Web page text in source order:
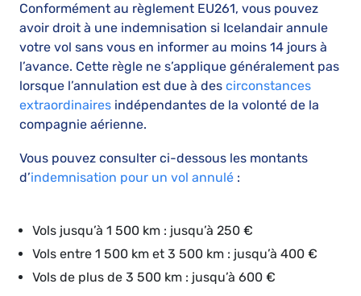
Conformément au règlement EU261, vous pouvez
avoir droit à une indemnisation si Icelandair annule
votre vol sans vous en informer au moins 14 jours à
l’avance. Cette règle ne s’applique généralement pas
lorsque l’annulation est due à des circonstances
extraordinaires indépendantes de la volonté de la
compagnie aérienne.
Vous pouvez consulter ci-dessous les montants
d’indemnisation pour un vol annulé :
Vols jusqu’à 1 500 km : jusqu’à 250 €
Vols entre 1 500 km et 3 500 km : jusqu’à 400 €
Vols de plus de 3 500 km : jusqu’à 600 €